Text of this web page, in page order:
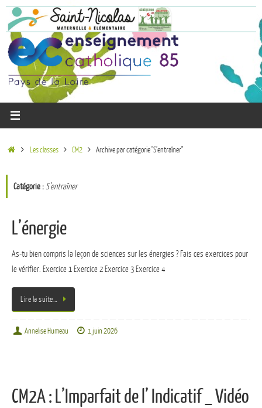
Les classes CM2 Archive par catégorie "S’entraîner"
Catégorie : S’entraîner
L’énergie
As-tu bien compris la leçon de sciences sur les énergies ? Fais ces exercices pour
le vérifier. Exercice 1 Exercice 2 Exercice 3 Exercice 4
Lire la suite…
Annelise Humeau 1 juin 2026
CM2A : L’Imparfait de l’ Indicatif _ Vidéo